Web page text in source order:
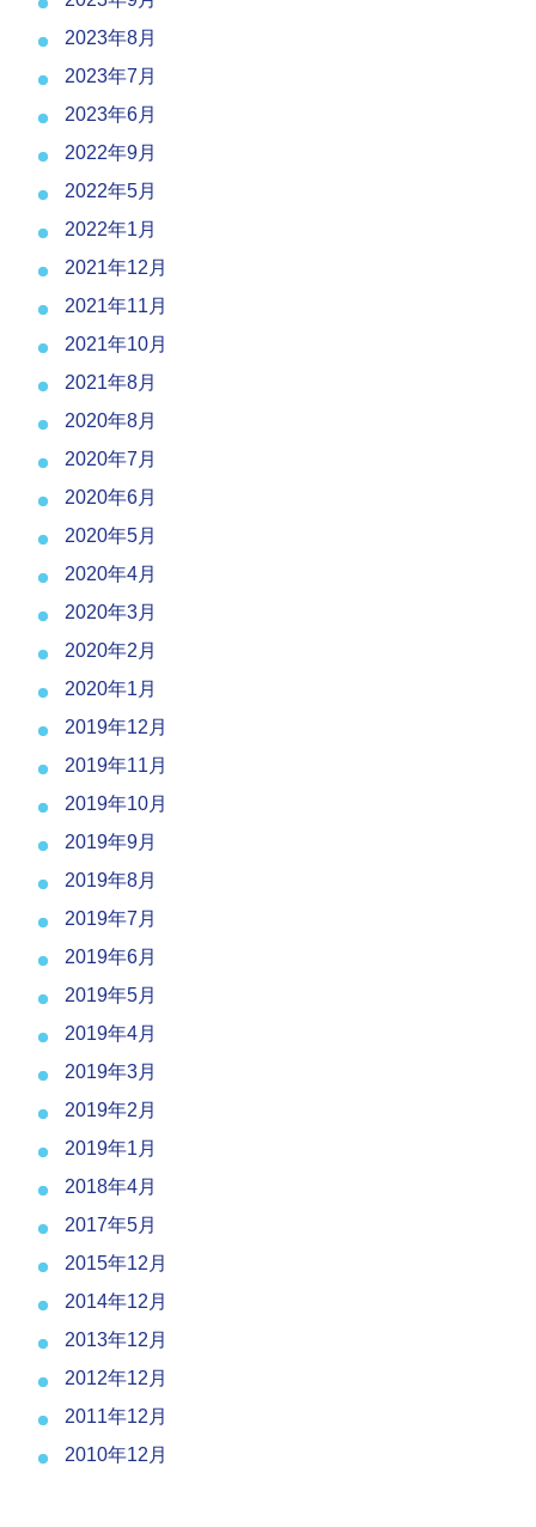
2023年8月
2023年7月
2023年6月
2022年9月
2022年5月
2022年1月
2021年12月
2021年11月
2021年10月
2021年8月
2020年8月
2020年7月
2020年6月
2020年5月
2020年4月
2020年3月
2020年2月
2020年1月
2019年12月
2019年11月
2019年10月
2019年9月
2019年8月
2019年7月
2019年6月
2019年5月
2019年4月
2019年3月
2019年2月
2019年1月
2018年4月
2017年5月
2015年12月
2014年12月
2013年12月
2012年12月
2011年12月
2010年12月